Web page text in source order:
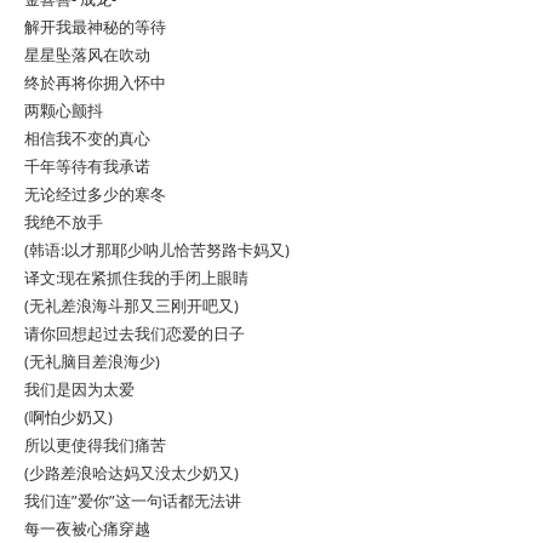
解开我最神秘的等待
星星坠落风在吹动
终於再将你拥入怀中
两颗心颤抖
相信我不变的真心
千年等待有我承诺
无论经过多少的寒冬
我绝不放手
(韩语:以才那耶少呐儿恰苦努路卡妈又)
译文:现在紧抓住我的手闭上眼睛
(无礼差浪海斗那又三刚开吧又)
请你回想起过去我们恋爱的日子
(无礼脑目差浪海少)
我们是因为太爱
(啊怕少奶又)
所以更使得我们痛苦
(少路差浪哈达妈又没太少奶又)
我们连”爱你”这一句话都无法讲
每一夜被心痛穿越